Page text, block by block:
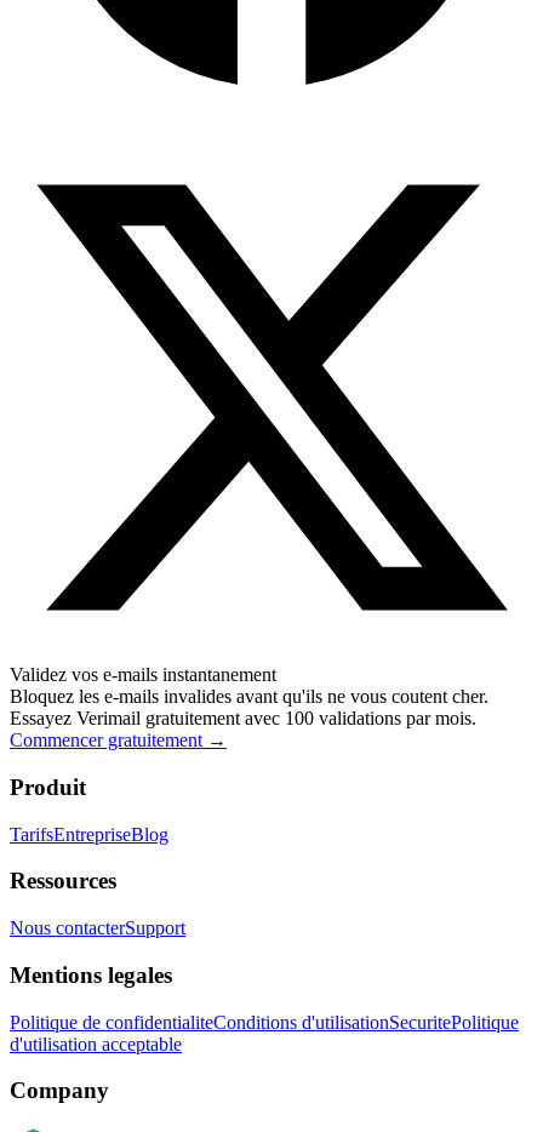
Validez vos e-mails instantanement
Bloquez les e-mails invalides avant qu'ils ne vous coutent cher.
Essayez Verimail gratuitement avec 100 validations par mois.
Commencer gratuitement →
Produit
TarifsEntrepriseBlog
Ressources
Nous contacterSupport
Mentions legales
Politique de confidentialiteConditions d'utilisationSecuritePolitique
d'utilisation acceptable
Company